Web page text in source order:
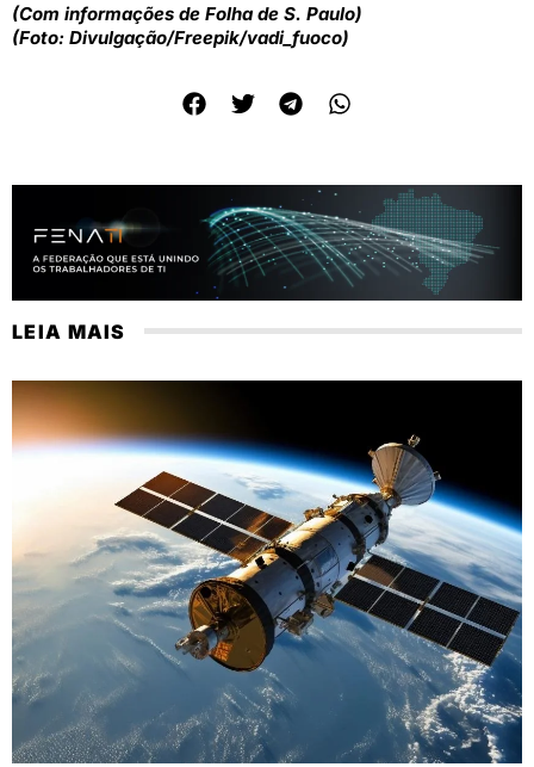
(Com informações de Folha de S. Paulo)
(Foto: Divulgação/Freepik/vadi_fuoco)
LEIA MAIS